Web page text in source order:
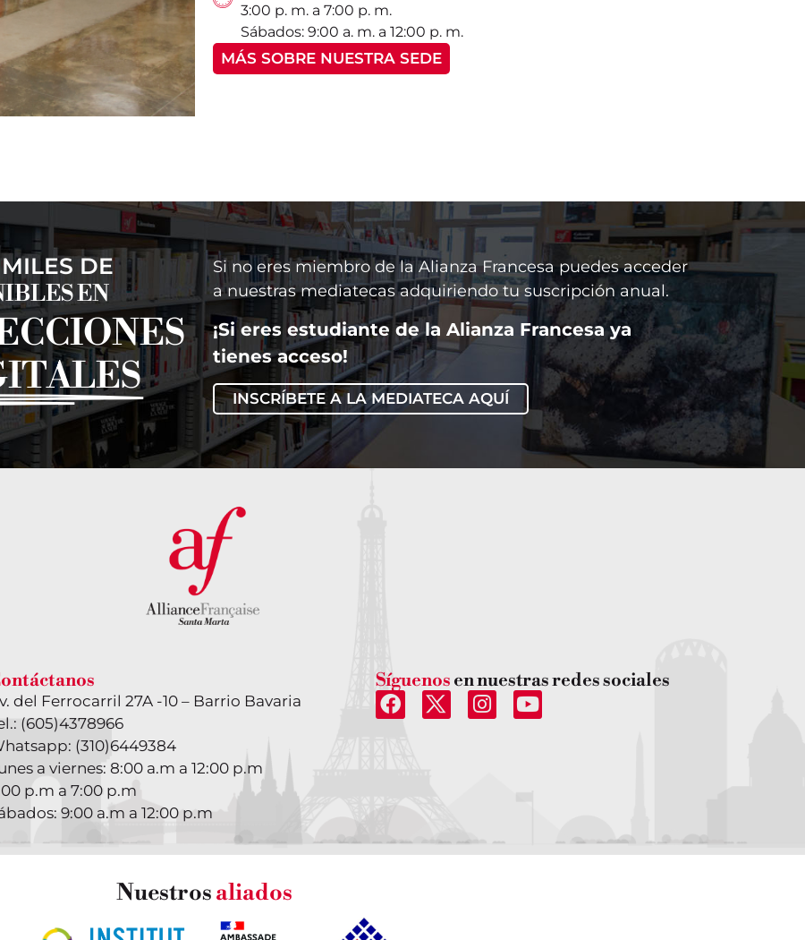
3:00 p. m. a 7:00 p. m.
Sábados: 9:00 a. m. a 12:00 p. m.
MÁS SOBRE NUESTRA SEDE
DE
EN
Si no eres miembro de la Alianza Francesa puedes acceder
a nuestras mediatecas adquiriendo tu suscripción anual.
¡Si eres estudiante de la Alianza Francesa ya
tienes acceso!
INSCRÍBETE A LA MEDIATECA AQUÍ
del Ferrocarril 27A -10 – Barrio Bavaria
(605)4378966
(310)6449384
a viernes: 8:00 a.m a 12:00 p.m
p.m a 7:00 p.m
9:00 a.m a 12:00 p.m
Síguenos en nuestras redes sociales
Nuestrosaliados